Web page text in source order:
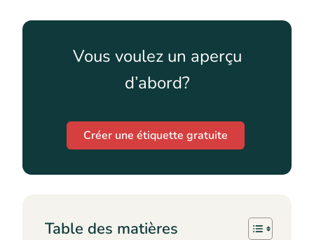
Vous voulez un aperçu
d’abord?
Créer une étiquette gratuite
Table des matières